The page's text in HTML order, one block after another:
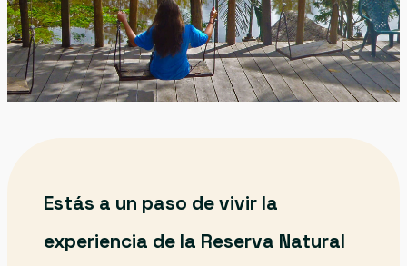
Estás a un paso de vivir la
experiencia de la Reserva Natural